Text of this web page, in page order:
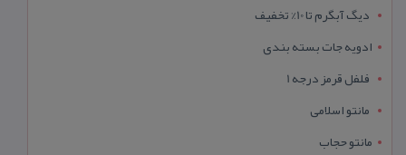
دیگ آبگرم تا 10% تخفیف
ادویه جات بسته بندی
فلفل قرمز درجه 1
مانتو اسلامی
مانتو حجاب